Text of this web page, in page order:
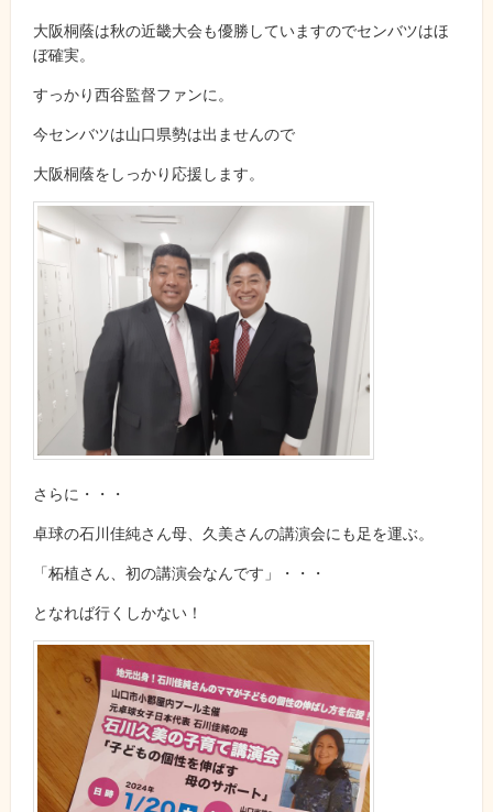
大阪桐蔭は秋の近畿大会も優勝していますのでセンバツはほ
ぼ確実。
すっかり西谷監督ファンに。
今センバツは山口県勢は出ませんので
大阪桐蔭をしっかり応援します。
さらに・・・
卓球の石川佳純さん母、久美さんの講演会にも足を運ぶ。
「柘植さん、初の講演会なんです」・・・
となれば行くしかない！